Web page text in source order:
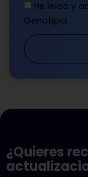
He leído y
Genotipia
¿Quieres